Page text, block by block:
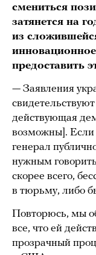
смениться
затянется на
из
предоставить
— Заявления
действующая
возможны]. Если
генерал
нужным
скорее всего,
в тюрьму, либо
Повторюсь, мы
все, что ей
прозрачный